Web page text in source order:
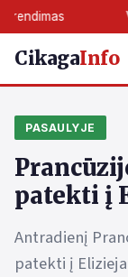
Vokietijoje
CikagaInfo
PASAULYJE
patekti į
Antradienį
patekti į